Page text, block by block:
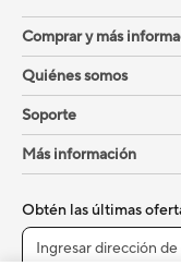
Comprar y más
Quiénes somos
Soporte
Más información
Obtén las últimas